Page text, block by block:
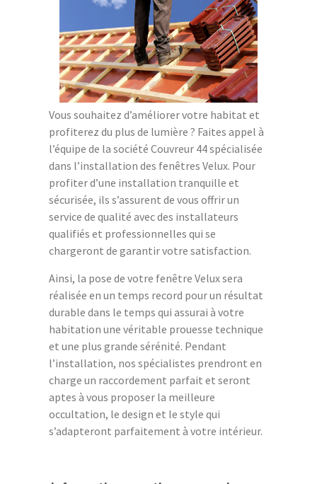
Vous souhaitez d’améliorer votre habitat et
profiterez du plus de lumière ? Faites appel à
l’équipe de la société Couvreur 44 spécialisée
dans l’installation des fenêtres Velux. Pour
profiter d’une installation tranquille et
sécurisée, ils s’assurent de vous offrir un
service de qualité avec des installateurs
qualifiés et professionnelles qui se
chargeront de garantir votre satisfaction.
Ainsi, la pose de votre fenêtre Velux sera
réalisée en un temps record pour un résultat
durable dans le temps qui assurai à votre
habitation une véritable prouesse technique
et une plus grande sérénité. Pendant
l’installation, nos spécialistes prendront en
charge un raccordement parfait et seront
aptes à vous proposer la meilleure
occultation, le design et le style qui
s’adapteront parfaitement à votre intérieur.